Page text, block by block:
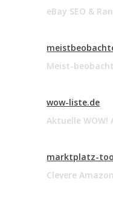
eBay SEO &
Meist-
wow-liste.de
Aktuelle WOW!
marktplatz-
Clevere